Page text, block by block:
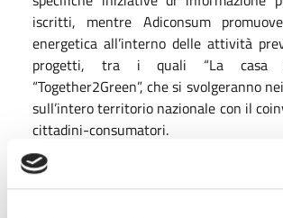
iscritti, mentre Adiconsum
energetica all’interno delle attività
progetti, tra i quali “La casa
“Together2Green”, che si svolgeranno
sull’intero territorio nazionale con il
cittadini-consumatori.
“Gli accordi firmati oggi consolidano
messe in campo per formare e